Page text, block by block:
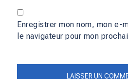
Enregistrer mon nom, mon e-
le navigateur pour mon